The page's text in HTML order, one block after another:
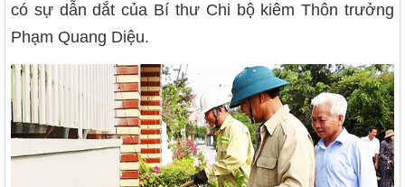
có sự dẫn dắt của Bí thư Chi bộ kiêm Thôn trưởng
Phạm Quang Diệu.